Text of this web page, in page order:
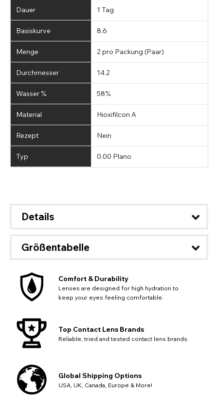
Dauer 1 Tag
Basiskurve 8.6
Menge 2 pro Packung (Paar)
Durchmesser 14.2
Wasser % 58%
Material Hioxifilcon A
Rezept Nein
Typ 0.00 Plano
Details
Größentabelle
Comfort & Durability
Lenses are designed for high hydration to
keep your eyes feeling comfortable.
Top Contact Lens Brands
Reliable, tried and tested contact lens brands.
Global Shipping Options
USA, UK, Canada, Europe & More!
REGION WECHSELN